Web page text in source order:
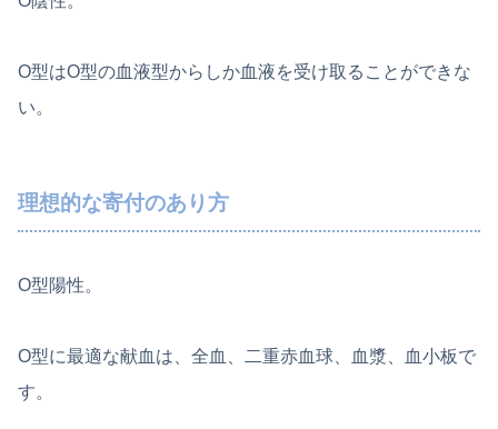
O型はO型の血液型からしか血液を受け取ることができな
い。
理想的な寄付のあり方
O型陽性。
O型に最適な献血は、全血、二重赤血球、血漿、血小板で
す。